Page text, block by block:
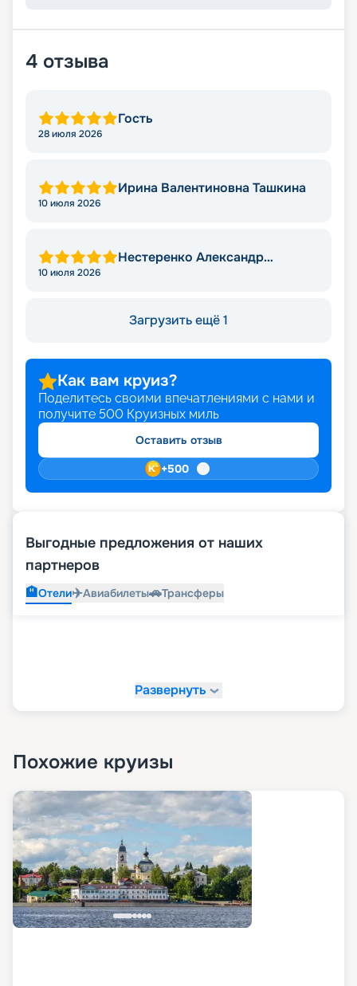
4 отзыва
Гость
28 июля 2026
Ирина Валентиновна Ташкина
10 июля 2026
Нестеренко Александр
10 июля 2026
Загрузить ещё 1
Как вам круиз?
Поделитесь своими впечатлениями с нами и
получите 500 Круизных миль
Оставить отзыв
+500
Выгодные предложения от наших
партнеров
🏨Отели✈️Авиабилеты🚗Трансферы
Развернуть
Похожие круизы